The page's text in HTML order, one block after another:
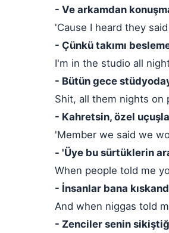
- Ve arkamdan
'Cause I heard they
- Çünkü takımı
I'm in the studio all
- Bütün gece
Shit, all them nights on
- Kahretsin, özel
'Member we said we
- 'Üye bu sürtüklerin
When people told me
- İnsanlar bana
And when niggas told
- Zenciler senin